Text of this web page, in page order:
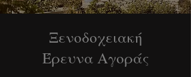
Ξενοδοχειακή
Έρευνα Αγοράς